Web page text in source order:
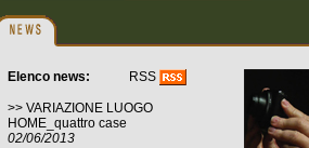
Elenco news: RSS
>> VARIAZIONE LUOGO
HOME_quattro case
02/06/2013